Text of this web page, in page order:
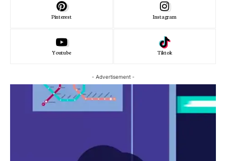
Pinterest Instagram
Youtube Tiktok
- Advertisement -